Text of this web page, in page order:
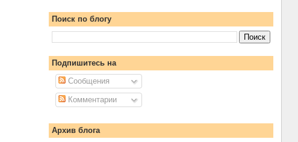
Поиск по блогу
Подпишитесь на
Сообщения
Комментарии
Архив блога